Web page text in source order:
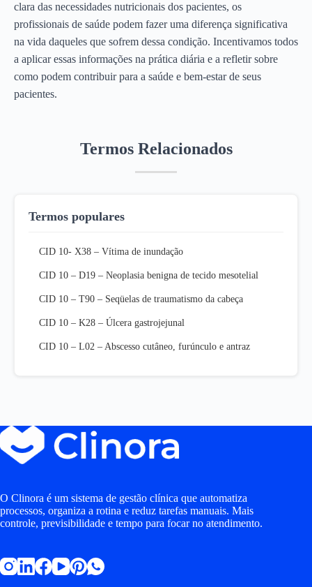
clara das necessidades nutricionais dos pacientes, os
profissionais de saúde podem fazer uma diferença significativa
na vida daqueles que sofrem dessa condição. Incentivamos todos
a aplicar essas informações na prática diária e a refletir sobre
como podem contribuir para a saúde e bem-estar de seus
pacientes.
Termos Relacionados
Termos populares
CID 10- X38 – Vítima de inundação
CID 10 – D19 – Neoplasia benigna de tecido mesotelial
CID 10 – T90 – Seqüelas de traumatismo da cabeça
CID 10 – K28 – Úlcera gastrojejunal
CID 10 – L02 – Abscesso cutâneo, furúnculo e antraz
O Clinora é um sistema de gestão clínica que automatiza
processos, organiza a rotina e reduz tarefas manuais. Mais
controle, previsibilidade e tempo para focar no atendimento.